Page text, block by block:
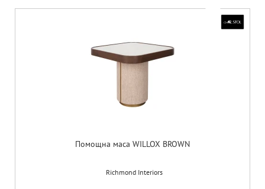
Помощна маса WILLOX BROWN
Richmond Interiors